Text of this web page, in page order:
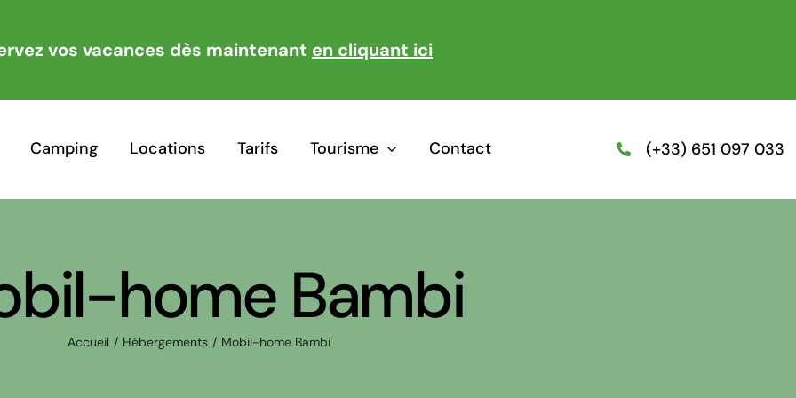
vos vacances dès maintenant en cliquant ici
Camping Locations Tarifs Tourisme Contact (+33) 651 097 033
home Bambi
Accueil / Hébergements / Mobil-home Bambi